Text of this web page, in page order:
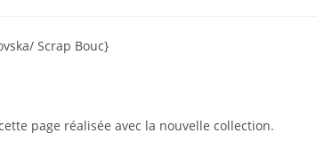
Scrap Bouc}
page réalisée avec la nouvelle collection.